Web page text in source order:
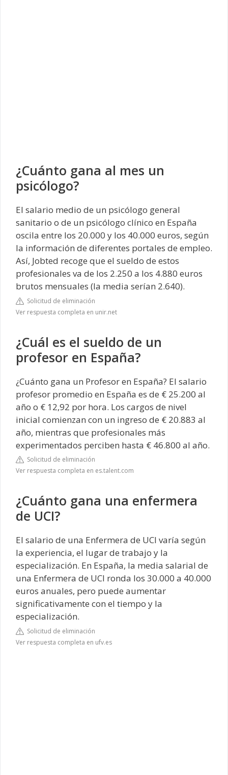
¿Cuánto gana al mes un
psicólogo?
El salario medio de un psicólogo general
sanitario o de un psicólogo clínico en España
oscila entre los 20.000 y los 40.000 euros, según
la información de diferentes portales de empleo.
Así, Jobted recoge que el sueldo de estos
profesionales va de los 2.250 a los 4.880 euros
brutos mensuales (la media serían 2.640).
Solicitud de eliminación
Ver respuesta completa en unir.net
¿Cuál es el sueldo de un
profesor en España?
¿Cuánto gana un Profesor en España? El salario
profesor promedio en España es de € 25.200 al
año o € 12,92 por hora. Los cargos de nivel
inicial comienzan con un ingreso de € 20.883 al
año, mientras que profesionales más
experimentados perciben hasta € 46.800 al año.
Solicitud de eliminación
Ver respuesta completa en es.talent.com
¿Cuánto gana una enfermera
de UCI?
El salario de una Enfermera de UCI varía según
la experiencia, el lugar de trabajo y la
especialización. En España, la media salarial de
una Enfermera de UCI ronda los 30.000 a 40.000
euros anuales, pero puede aumentar
significativamente con el tiempo y la
especialización.
Solicitud de eliminación
Ver respuesta completa en ufv.es